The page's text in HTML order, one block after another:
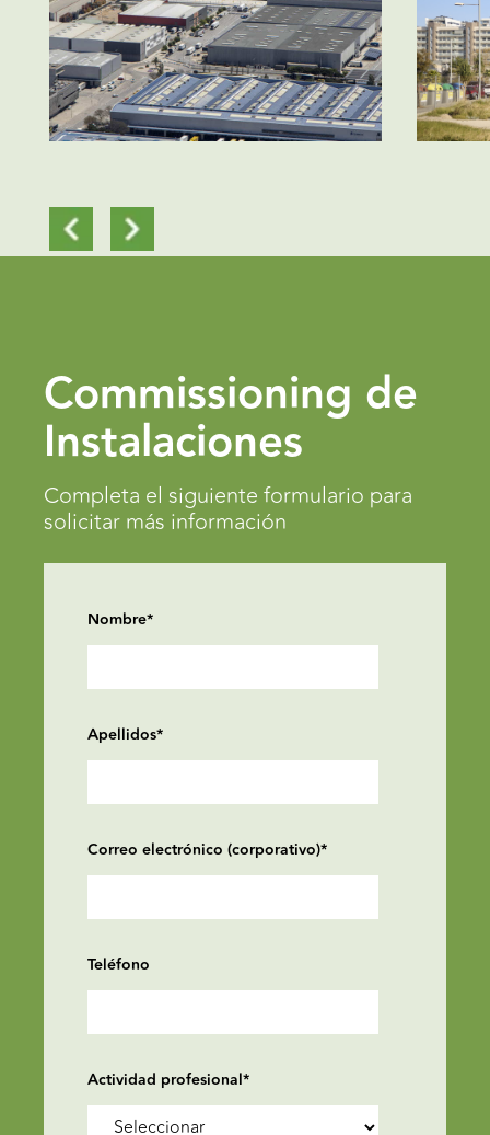
Commissioning de
Instalaciones
Completa el siguiente formulario para
solicitar más información
Nombre*
Apellidos*
Correo electrónico (corporativo)*
Teléfono
Actividad profesional*